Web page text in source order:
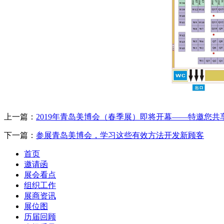
上一篇： 2019年青岛美博会（春季展）即将开幕——特邀您共
下一篇： 参展青岛美博会，学习这些有效方法开发新顾客
首页
邀请函
展会看点
组织工作
展商资讯
展位图
历届回顾